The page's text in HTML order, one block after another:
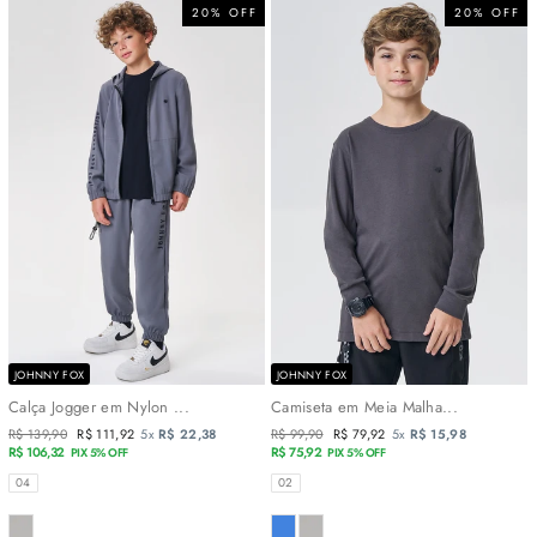
20% OFF
JOHNNY FOX
Calça Jogger em Nylon ...
Preço
normal
R$ 139,90 Preço
promocional
R$ 111,92 5xR$ 22,38
R$ 106,32 PIX 5% OFF
TAMANHOS
04
COR
20% OFF
JOHNNY FOX
Camiseta em Meia Malha...
Preço
normal
R$ 99,90 Preço
promocional
R$ 79,92 5x R$ 15,98
R$ 75,92 PIX 5% OFF
TAMANHOS
02
COR